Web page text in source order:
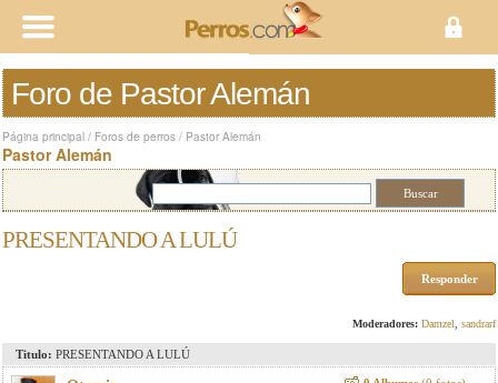
Foro de Pastor Alemán
Página principal / Foros de perros / Pastor Alemán
Pastor Alemán
PRESENTANDO A LULÚ
Responder
Moderadores: Damzel sandrarf
Titulo: PRESENTANDO A LULÚ